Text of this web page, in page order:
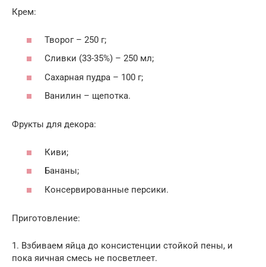
Крем:
Творог – 250 г;
Сливки (33-35%) – 250 мл;
Сахарная пудра – 100 г;
Ванилин – щепотка.
Фрукты для декора:
Киви;
Бананы;
Консервированные персики.
Приготовление:
1. Взбиваем яйца до консистенции стойкой пены, и
пока яичная смесь не посветлеет.